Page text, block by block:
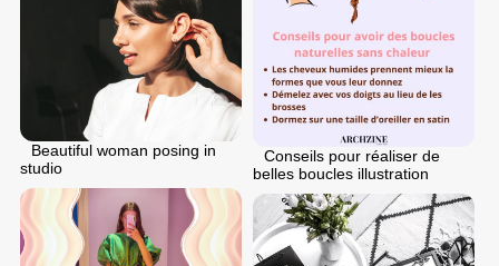
Conseils pour réaliser de
belles boucles illustration
Beautiful woman posing in
studio